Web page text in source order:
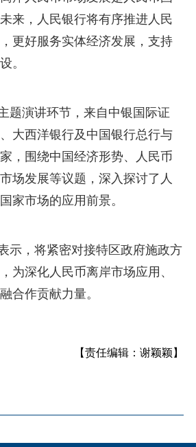
来，人民银行将有序推进人民
更好服务实体经济发展，支持
。
演讲环节，来自中银国际证
大西洋银行及中国银行总行与
，围绕中国经济形势、人民币
场发展等议题，深入探讨了人
家市场的应用前景。
，将紧密对接特区政府施政方
为深化人民币离岸市场应用、
合作贡献力量。
【责任编辑：谢颖颖】